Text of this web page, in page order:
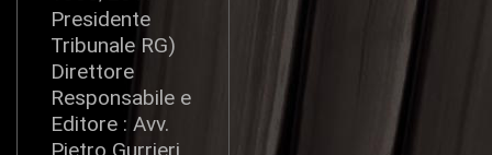
Presidente
Tribunale RG)
Direttore
Responsabile e
Editore : Avv.